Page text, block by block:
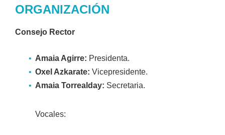
ORGANIZACIÓN
Consejo Rector
Amaia Agirre: Presidenta.
Oxel Azkarate: Vicepresidente.
Amaia Torrealday: Secretaria.
Vocales: